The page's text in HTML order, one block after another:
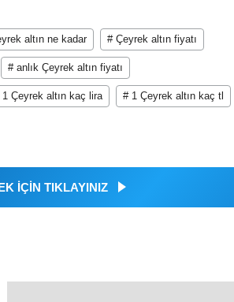
altın ne kadar # Çeyrek altın fiyatı
# anlık Çeyrek altın fiyatı
1 Çeyrek altın kaç lira # 1 Çeyrek altın kaç tl
İÇİN TIKLAYINIZ